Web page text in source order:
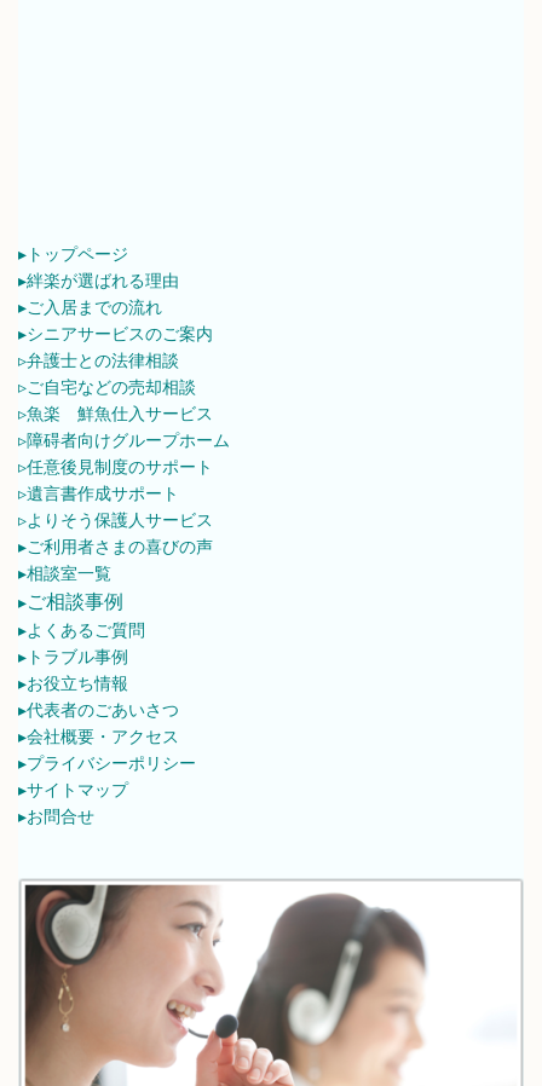
▸トップページ
▸絆楽が選ばれる理由
▸ご入居までの流れ
▸シニアサービスのご案内
▹弁護士との法律相談
▹ご自宅などの売却相談
▹魚楽 鮮魚仕入サービス
▹障碍者向けグループホーム
▹任意後見制度のサポート
▹遺言書作成サポート
▹よりそう保護人サービス
▸ご利用者さまの喜びの声
▸相談室一覧
▸ご相談事例
▸よくあるご質問
▸トラブル事例
▸お役立ち情報
▸代表者のごあいさつ
▸会社概要・アクセス
▸プライバシーポリシー
▸サイトマップ
▸お問合せ